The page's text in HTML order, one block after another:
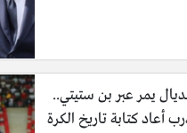
يمر عبر بن ستيتي..
أعاد كتابة تاريخ الكرة